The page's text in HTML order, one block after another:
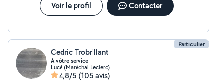
Voir le profil Contacter
Particulier
Cedric Trobrillant
A vôtre service
Lucé (Maréchal Leclerc)
4,8/5 (105 avis)